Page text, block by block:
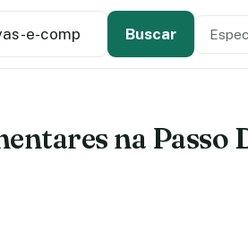
Buscar Tipo
na Passo